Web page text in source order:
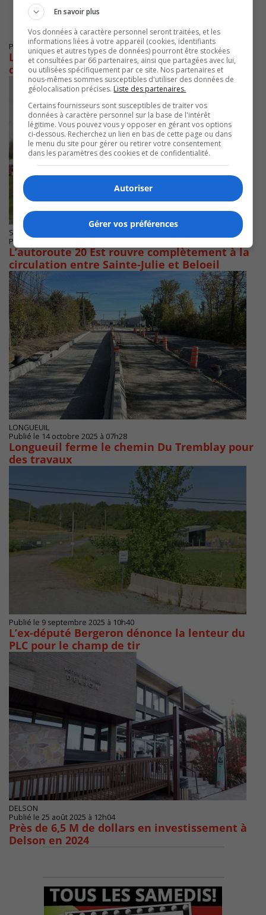
Publié le 18 novembre 2025 à 07h32
Le député bloquiste ne freine pas l’expansion
du Port
STE-JULIE
Publié le 14 novembre 2025 à 07h55
L’autoroute 20 Est rouvre complètement à la
circulation entre Sainte-Julie et Beloeil
LONGUEUIL
Publié le 14 octobre 2025 à 07h28
Longueuil ferme le chemin Du Tremblay pour
des travaux
Publié le 9 septembre 2025 à 10h40
L’ex-député Bergeron dénonce la lenteur du
PLC pour le champ de tir
DELSON
Publié le 25 août 2025 à 12h04
Près de 6,5 M de dollars en investissement à
Delson en 2024
En savoir plus
Vos données à caractère personnel seront traitées, et les
informations liées à votre appareil (cookies, identifiants
uniques et autres types de données) pourront être stockées
et consultées par 66 partenaires, ainsi que partagées avec lui,
ou utilisées spécifiquement par ce site. Nos partenaires et
nous-mêmes sommes susceptibles d'utiliser des données de
géolocalisation précises. Liste des partenaires.
Certains fournisseurs sont susceptibles de traiter vos
données à caractère personnel sur la base de l'intérêt
légitime. Vous pouvez vous y opposer en gérant vos options
ci-dessous. Recherchez un lien en bas de cette page ou dans
le menu du site pour gérer ou retirer votre consentement
dans les paramètres des cookies et de confidentialité.
Autoriser
Gérer vos préférences